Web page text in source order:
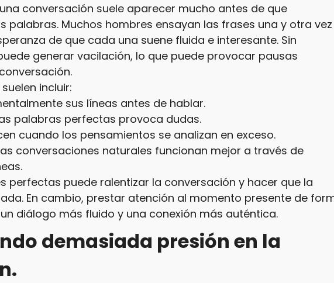
conversación suele aparecer mucho antes de que
palabras. Muchos hombres ensayan las frases una y otra vez
de que cada una suene fluida e interesante. Sin
generar vacilación, lo que puede provocar pausas
incluir:
sus líneas antes de hablar.
palabras perfectas provoca dudas.
cuando los pensamientos se analizan en exceso.
conversaciones naturales funcionan mejor a través de
perfectas puede ralentizar la conversación y hacer que la
En cambio, prestar atención al momento presente de
diálogo más fluido y una conexión más auténtica.
demasiada presión en la